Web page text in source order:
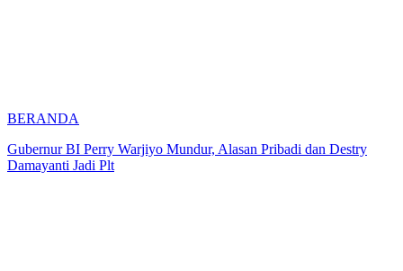
BERANDA
Gubernur BI Perry Warjiyo Mundur, Alasan Pribadi dan Destry
Damayanti Jadi Plt